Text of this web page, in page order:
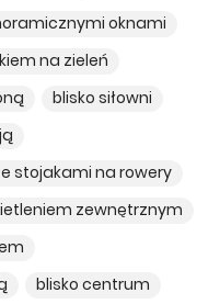
oknami
na zieleń
blisko siłowni
stojakami na rowery
zewnętrznym
blisko centrum